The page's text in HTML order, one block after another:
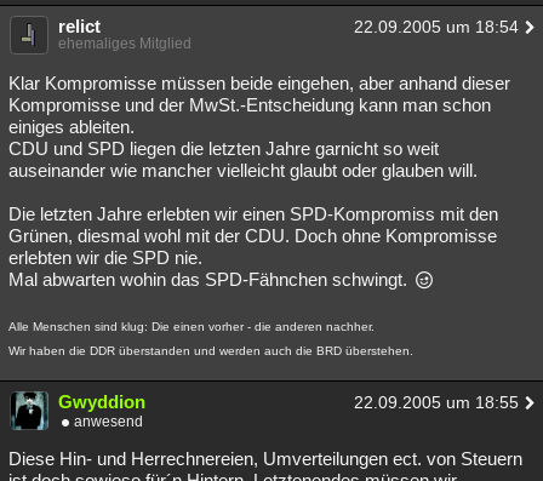
relict 22.09.2005 um 18:54
ehemaliges Mitglied
Klar Kompromisse müssen beide eingehen, aber anhand dieser
Kompromisse und der MwSt.-Entscheidung kann man schon
einiges ableiten.
CDU und SPD liegen die letzten Jahre garnicht so weit
auseinander wie mancher vielleicht glaubt oder glauben will.
Die letzten Jahre erlebten wir einen SPD-Kompromiss mit den
Grünen, diesmal wohl mit der CDU. Doch ohne Kompromisse
erlebten wir die SPD nie.
Mal abwarten wohin das SPD-Fähnchen schwingt.
Alle Menschen sind klug: Die einen vorher - die anderen nachher.
Wir haben die DDR überstanden und werden auch die BRD überstehen.
Gwyddion 22.09.2005 um 18:55
anwesend
Diese Hin- und Herrechnereien, Umverteilungen ect. von Steuern